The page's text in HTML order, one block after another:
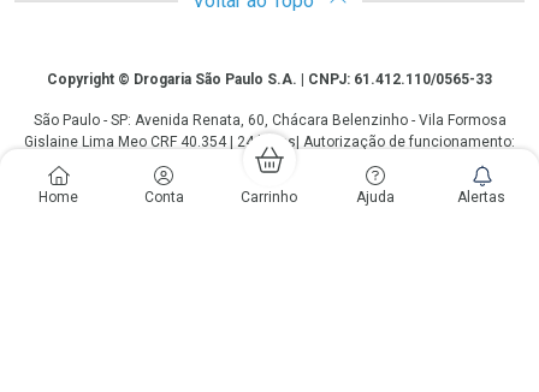
Home Conta Carrinho Ajuda Alertas
CopyrightCopyright © Drogaria São Paulo S.A. | CNPJ: 61.412.110/0565-33
São Paulo - SP: Avenida Renata, 60, Chácara Belenzinho - Vila Formosa
Gislaine Lima Meo CRF 40.354 | 24 horas| Autorização de funcionamento:
Processo: 2531.559767/2014-90 Autorização/MS: 7.31847.3 | As
informações contidas neste site, como promoções e ofertas de remédios e
medicamentos, não devem ser usadas para automedicação e não